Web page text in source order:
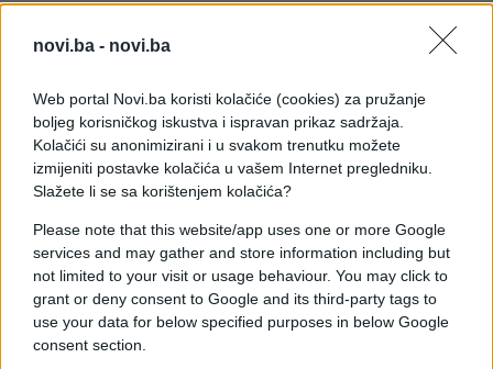
novi.ba - novi.ba
Web portal Novi.ba koristi kolačiće (cookies) za pružanje
boljeg korisničkog iskustva i ispravan prikaz sadržaja.
Kolačići su anonimizirani i u svakom trenutku možete
izmijeniti postavke kolačića u vašem Internet pregledniku.
Slažete li se sa korištenjem kolačića?
Please note that this website/app uses one or more Google
services and may gather and store information including but
not limited to your visit or usage behaviour. You may click to
grant or deny consent to Google and its third-party tags to
use your data for below specified purposes in below Google
consent section.
drugi najčešći uzrok povreda od udara groma u
zatvorenom prostoru i odgovoran je za više od 20
Stručnjaci preporučuju jednostavno pravilo
poznato kao "30-30" . Prvi dio odnosi se na
procjenu udaljenosti oluje. Kada ugledate munju,
počnite brojati sekunde do zvuka groma. Ako se
grmljavina čuje za 30 sekundi ili manje, oluja je
opasno blizu i potrebno je odmah potražiti sigurno
sklonište. Drugi dio pravila odnosi se na period
nakon nevremena. Preporučuje se da sačekate
najmanje 30 minuta od posljednjeg udara groma